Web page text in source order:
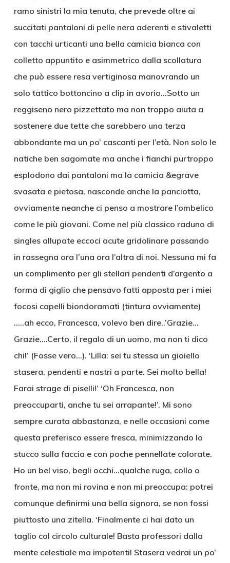
ramo sinistri la mia tenuta, che prevede oltre ai
succitati pantaloni di pelle nera aderenti e stivaletti
con tacchi urticanti una bella camicia bianca con
colletto appuntito e asimmetrico dalla scollatura
che può essere resa vertiginosa manovrando un
solo tattico bottoncino a clip in avorio…Sotto un
reggiseno nero pizzettato ma non troppo aiuta a
sostenere due tette che sarebbero una terza
abbondante ma un po’ cascanti per l’età. Non solo le
natiche ben sagomate ma anche i fianchi purtroppo
esplodono dai pantaloni ma la camicia &egrave
svasata e pietosa, nasconde anche la panciotta,
ovviamente neanche ci penso a mostrare l’ombelico
come le più giovani. Come nel più classico raduno di
singles allupate eccoci acute gridolinare passando
in rassegna ora l’una ora l’altra di noi. Nessuna mi fa
un complimento per gli stellari pendenti d’argento a
forma di giglio che pensavo fatti apposta per i miei
focosi capelli biondoramati (tintura ovviamente)
…..ah ecco, Francesca, volevo ben dire..’Grazie…
Grazie….Certo, il regalo di un uomo, ma non ti dico
chi!’ (Fosse vero…). ‘Lilla: sei tu stessa un gioiello
stasera, pendenti e nastri a parte. Sei molto bella!
Farai strage di piselli!’ ‘Oh Francesca, non
preoccuparti, anche tu sei arrapante!’. Mi sono
sempre curata abbastanza, e nelle occasioni come
questa preferisco essere fresca, minimizzando lo
stucco sulla faccia e con poche pennellate colorate.
Ho un bel viso, begli occhi…qualche ruga, collo o
fronte, ma non mi rovina e non mi preoccupa: potrei
comunque definirmi una bella signora, se non fossi
piuttosto una zitella. ‘Finalmente ci hai dato un
taglio col circolo culturale! Basta professori dalla
mente celestiale ma impotenti! Stasera vedrai un po’